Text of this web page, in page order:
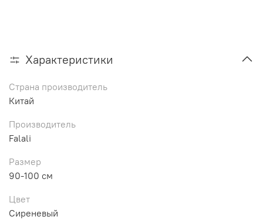
Характеристики
Страна производитель
Китай
Производитель
Falali
Размер
90-100 см
Цвет
Сиреневый